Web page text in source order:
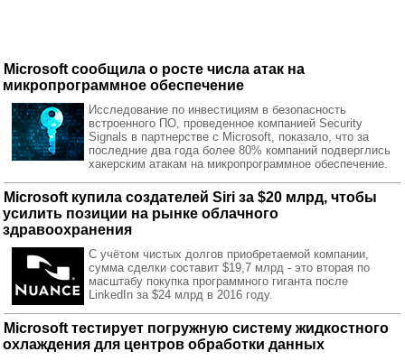
Microsoft сообщила о росте числа атак на
микропрограммное обеспечение
Исследование по инвестициям в безопасность
встроенного ПО, проведенное компанией Security
Signals в партнерстве с Microsoft, показало, что за
последние два года более 80% компаний подверглись
хакерским атакам на микропрограммное обеспечение.
Microsoft купила создателей Siri за $20 млрд, чтобы
усилить позиции на рынке облачного
здравоохранения
С учётом чистых долгов приобретаемой компании,
сумма сделки составит $19,7 млрд - это вторая по
масштабу покупка программного гиганта после
LinkedIn за $24 млрд в 2016 году.
Microsoft тестирует погружную систему жидкостного
охлаждения для центров обработки данных